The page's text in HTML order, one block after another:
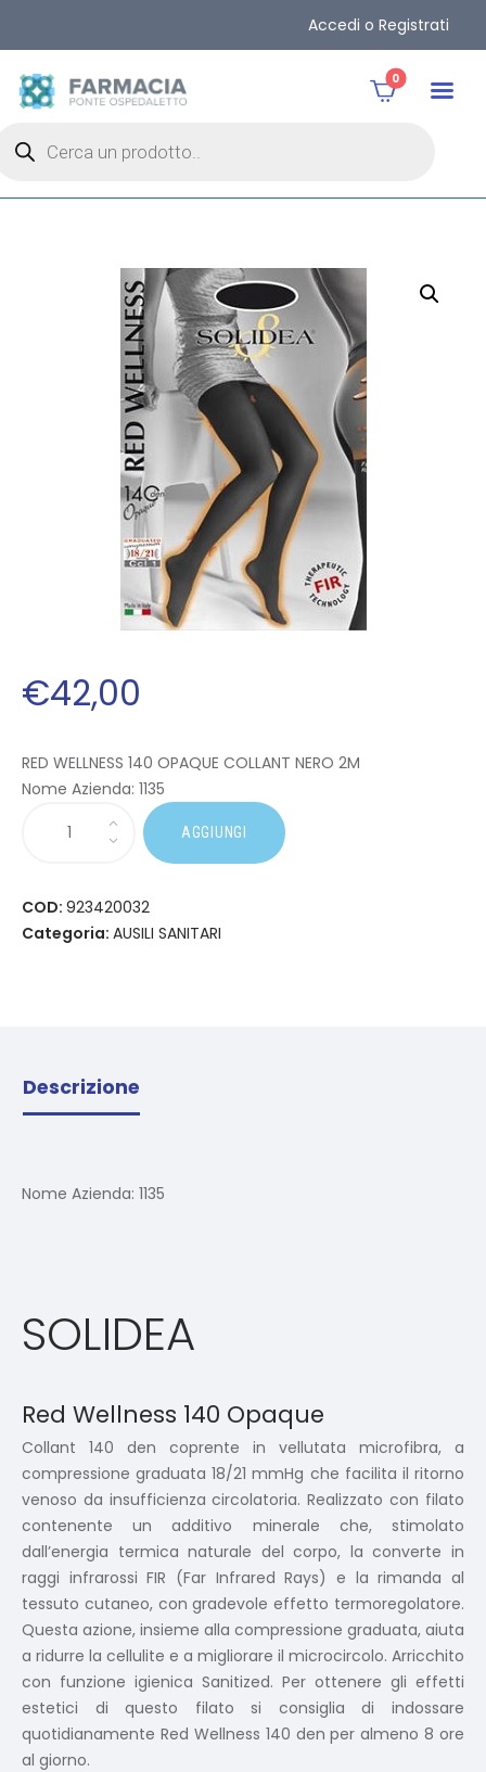
Accedi o Registrati
0
€42,00
RED WELLNESS 140 OPAQUE COLLANT NERO 2M
Nome Azienda: 1135
AGGIUNGI
COD: 923420032
Categoria: AUSILI SANITARI
Descrizione
Nome Azienda: 1135
SOLIDEA
Red Wellness 140 Opaque
Collant 140 den coprente in vellutata microfibra, a
compressione graduata 18/21 mmHg che facilita il ritorno
venoso da insufficienza circolatoria. Realizzato con filato
contenente un additivo minerale che, stimolato
dall’energia termica naturale del corpo, la converte in
raggi infrarossi FIR (Far Infrared Rays) e la rimanda al
tessuto cutaneo, con gradevole effetto termoregolatore.
Questa azione, insieme alla compressione graduata, aiuta
a ridurre la cellulite e a migliorare il microcircolo. Arricchito
con funzione igienica Sanitized. Per ottenere gli effetti
estetici di questo filato si consiglia di indossare
quotidianamente Red Wellness 140 den per almeno 8 ore
al giorno.